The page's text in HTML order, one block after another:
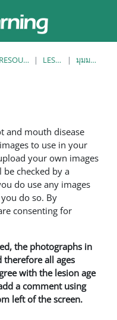
EUFMD RESOURCES: CLINICAL DIAGNOSIS LESION LIBRARY มุมมองรายการเดียว
and mouth disease
to use in your
your own images
checked by a
do use any images
do so. By
consenting for
the photographs in
all ages
with the lesion age
a comment using
left of the screen.